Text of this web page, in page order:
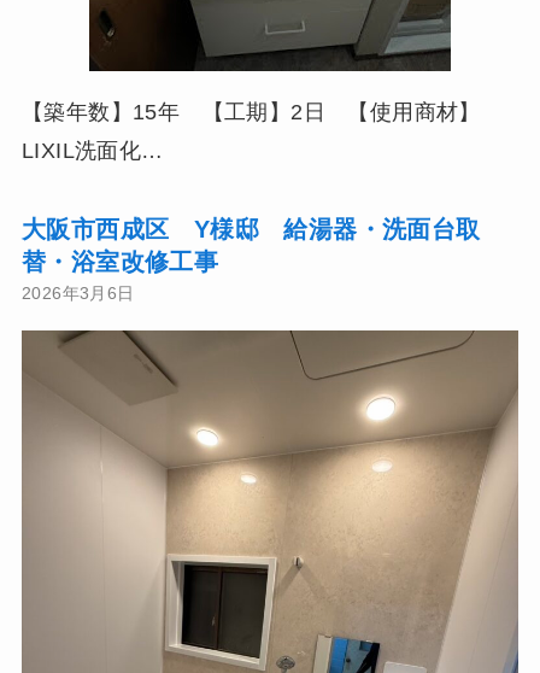
【築年数】15年 【工期】2日 【使用商材】
LIXIL洗面化…
大阪市西成区 Y様邸 給湯器・洗面台取
替・浴室改修工事
2026年3月6日